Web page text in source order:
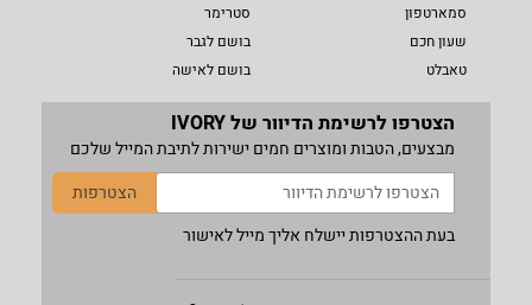
סמארטפון
שעון חכם
טאבלט
סטרימר
בושם לגבר
בושם לאישה
הצטרפו לרשימת הדיוור של IVORY
מבצעים, הטבות ומוצרים חמים ישירות לתיבת המייל שלכם
הצטרפות
בעת ההצטרפות יישלח אליך מייל לאישור